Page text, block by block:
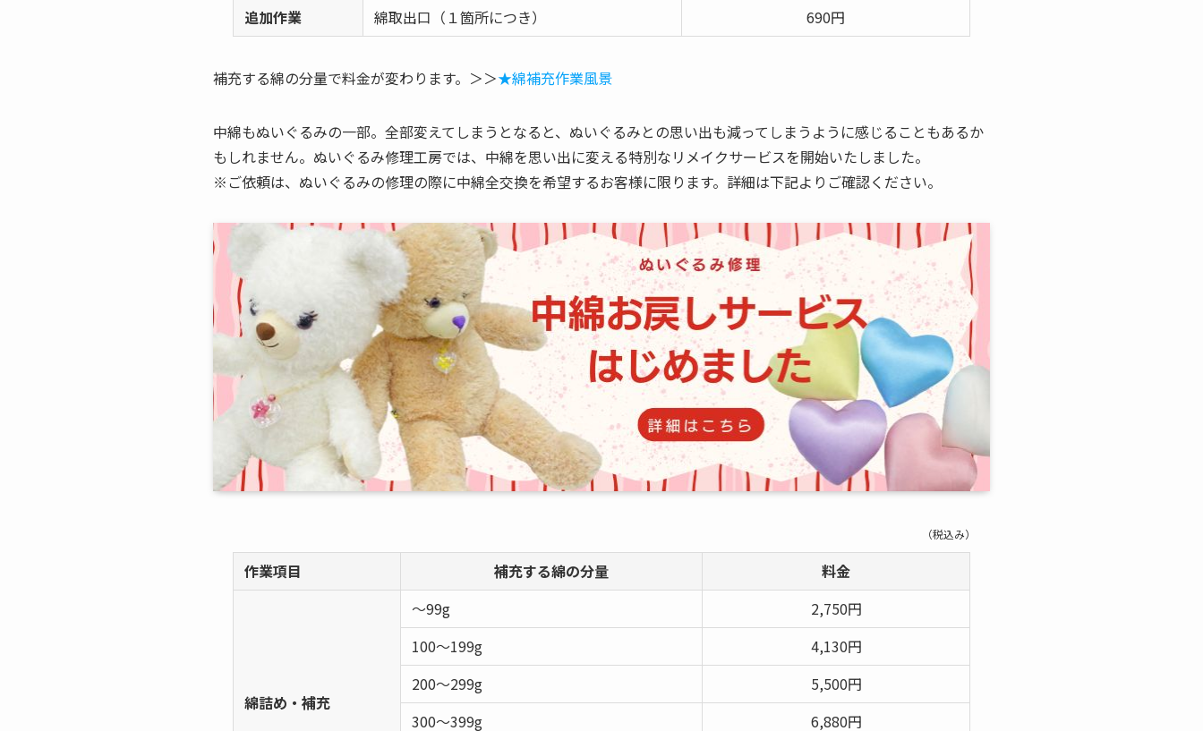
追加作業 綿取出口（１箇所につき） 690円
補充する綿の分量で料金が変わります。＞＞★綿補充作業風景
中綿もぬいぐるみの一部。全部変えてしまうとなると、ぬいぐるみとの思い出も減ってしまうように感じることもあるか
もしれません。ぬいぐるみ修理工房では、中綿を思い出に変える特別なリメイクサービスを開始いたしました。
※ご依頼は、ぬいぐるみの修理の際に中綿全交換を希望するお客様に限ります。詳細は下記よりご確認ください。
（税込み）
作業項目 補充する綿の分量 料金
綿詰め・補充
～99g
2,750円
100～199g
4,130円
200～299g
5,500円
300～399g
6,880円